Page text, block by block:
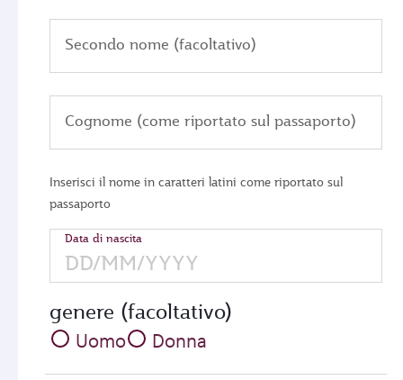
Secondo nome (facoltativo)
Cognome (come riportato sul passaporto)
Inserisci il nome in caratteri latini come riportato sul
passaporto
Data di nascita
genere (facoltativo)
Uomo Donna